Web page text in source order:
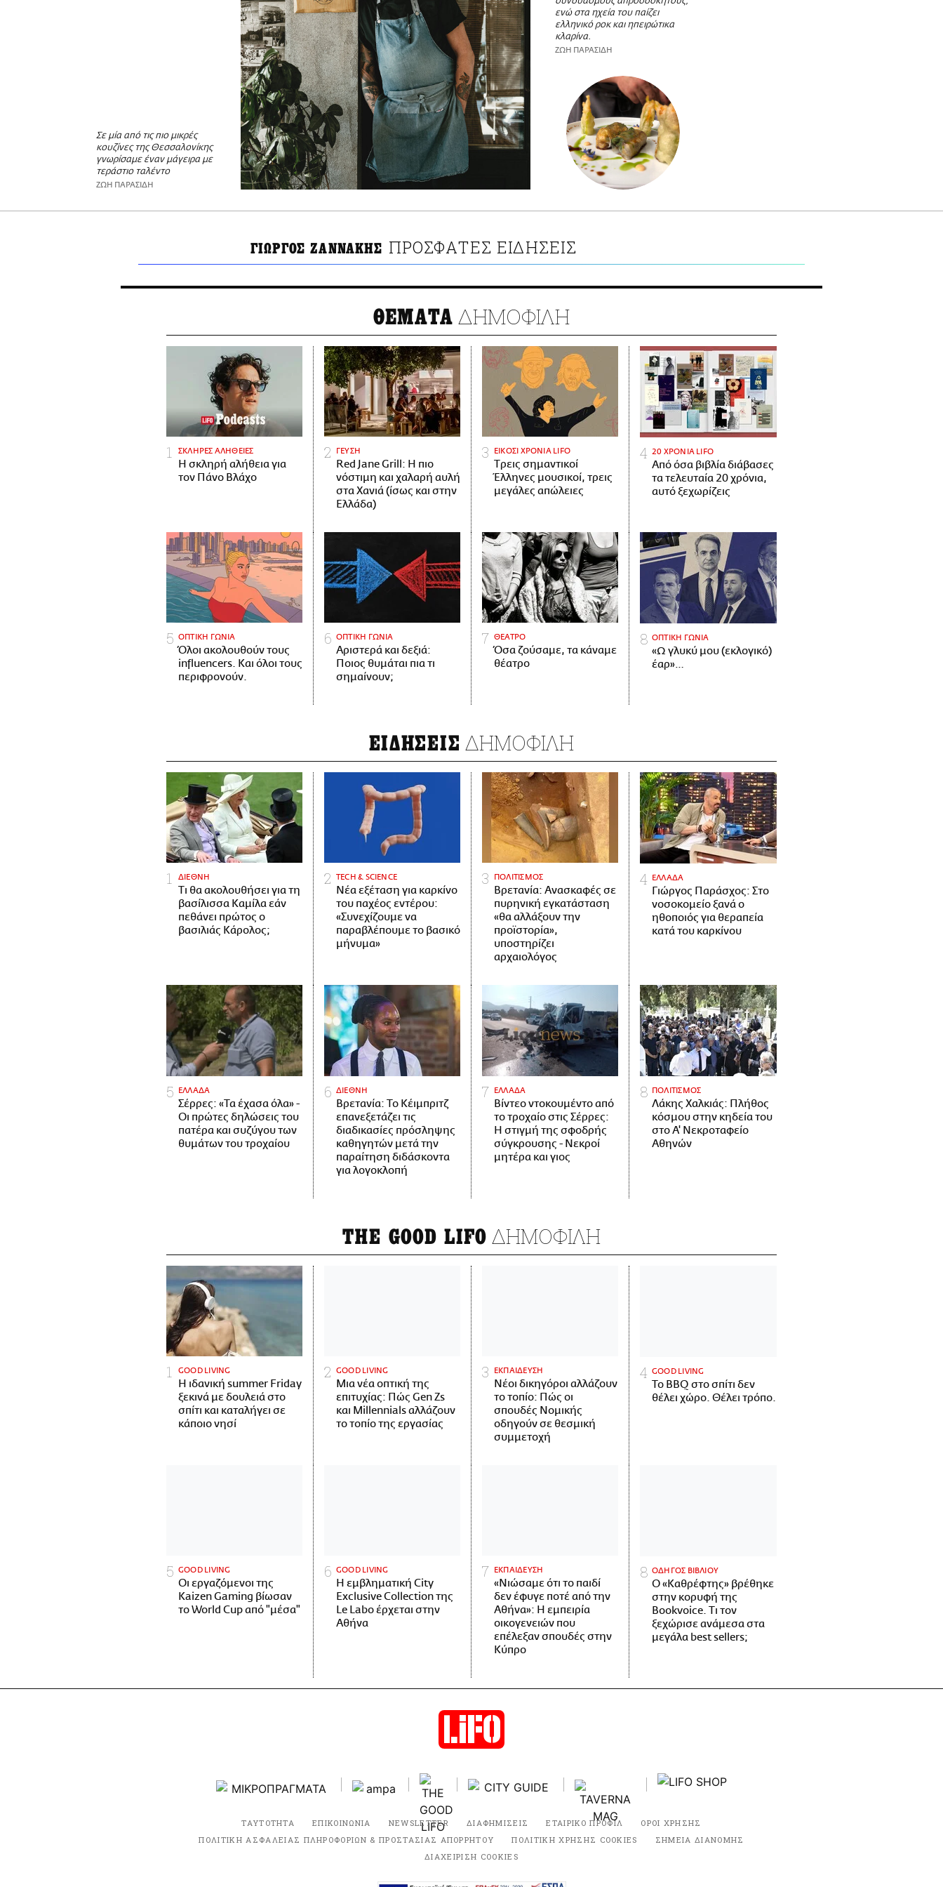
Σε μία από τις πιο μικρές
κουζίνες της Θεσσαλονίκης
γνωρίσαμε έναν μάγειρα με
τεράστιο ταλέντο
ΖΩΗ ΠΑΡΑΣΙΔΗ
ενώ στα ηχεία του παίζει
ελληνικό ροκ και ηπειρώτικα
κλαρίνα.
ΖΩΗ ΠΑΡΑΣΙΔΗ
ΓΙΩΡΓΟΣ ΖΑΝΝΑΚΗΣ ΠΡΟΣΦΑΤΕΣ ΕΙΔΗΣΕΙΣ
ΘΕΜΑΤΑ ΔΗΜΟΦΙΛΗ
ΣΚΛΗΡΕΣ ΑΛΗΘΕΙΕΣ
H σκληρή αλήθεια για
τον Πάνο Βλάχο
ΓΕΥΣΗ
Red Jane Grill: Η πιο
νόστιμη και χαλαρή αυλή
στα Χανιά (ίσως και στην
Ελλάδα)
ΕΙΚΟΣΙ ΧΡΟΝΙΑ LIFO
Tρεις σημαντικοί
Έλληνες μουσικοί, τρεις
μεγάλες απώλειες
20 ΧΡΟΝΙΑ LIFO
Από όσα βιβλία διάβασες
τα τελευταία 20 χρόνια,
αυτό ξεχωρίζεις
ΟΠΤΙΚΗ ΓΩΝΙΑ
Όλοι ακολουθούν τους
influencers. Και όλοι τους
περιφρονούν.
ΟΠΤΙΚΗ ΓΩΝΙΑ
Αριστερά και δεξιά:
Ποιος θυμάται πια τι
σημαίνουν;
ΘΕΑΤΡΟ
Όσα ζούσαμε, τα κάναμε
θέατρο
ΟΠΤΙΚΗ ΓΩΝΙΑ
«Ω γλυκύ μου (εκλογικό)
έαρ»…
ΕΙΔΗΣΕΙΣ ΔΗΜΟΦΙΛΗ
ΔΙΕΘΝΗ
Τι θα ακολουθήσει για τη
βασίλισσα Καμίλα εάν
πεθάνει πρώτος ο
βασιλιάς Κάρολος;
ΤECH & SCIENCE
Νέα εξέταση για καρκίνο
του παχέος εντέρου:
«Συνεχίζουμε να
παραβλέπουμε το βασικό
μήνυμα»
ΠΟΛΙΤΙΣΜΟΣ
Βρετανία: Ανασκαφές σε
πυρηνική εγκατάσταση
«θα αλλάξουν την
προϊστορία»,
υποστηρίζει
αρχαιολόγος
ΕΛΛΑΔΑ
Γιώργος Παράσχος: Στο
νοσοκομείο ξανά ο
ηθοποιός για θεραπεία
κατά του καρκίνου
ΕΛΛΑΔΑ
Σέρρες: «Τα έχασα όλα» -
Οι πρώτες δηλώσεις του
πατέρα και συζύγου των
θυμάτων του τροχαίου
ΔΙΕΘΝΗ
Βρετανία: Το Κέιμπριτζ
επανεξετάζει τις
διαδικασίες πρόσληψης
καθηγητών μετά την
παραίτηση διδάσκοντα
για λογοκλοπή
ΕΛΛΑΔΑ
Βίντεο ντοκουμέντο από
το τροχαίο στις Σέρρες:
Η στιγμή της σφοδρής
σύγκρουσης - Νεκροί
μητέρα και γιος
ΠΟΛΙΤΙΣΜΟΣ
Λάκης Χαλκιάς: Πλήθος
κόσμου στην κηδεία του
στο Α' Νεκροταφείο
Αθηνών
THE GOOD LIFO ΔΗΜΟΦΙΛΗ
GOOD LIVING
Η ιδανική summer Friday
ξεκινά με δουλειά στο
σπίτι και καταλήγει σε
κάποιο νησί
GOOD LIVING
Μια νέα οπτική της
επιτυχίας: Πώς Gen Zs
και Millennials αλλάζουν
το τοπίο της εργασίας
ΕΚΠΑΙΔΕΥΣΗ
Νέοι δικηγόροι αλλάζουν
το τοπίο: Πώς οι
σπουδές Νομικής
οδηγούν σε θεσμική
συμμετοχή
GOOD LIVING
Το BBQ στο σπίτι δεν
θέλει χώρο. Θέλει τρόπο.
GOOD LIVING
Οι εργαζόμενοι της
Kaizen Gaming βίωσαν
το World Cup από "μέσα"
GOOD LIVING
Η εμβληματική City
Exclusive Collection της
Le Labo έρχεται στην
Αθήνα
ΕΚΠΑΙΔΕΥΣΗ
«Νιώσαμε ότι το παιδί
δεν έφυγε ποτέ από την
Αθήνα»: Η εμπειρία
οικογενειών που
επέλεξαν σπουδές στην
Κύπρο
ΟΔΗΓΟΣ ΒΙΒΛΙΟΥ
Ο «Καθρέφτης» βρέθηκε
στην κορυφή της
Bookvoice. Τι τον
ξεχώρισε ανάμεσα στα
μεγάλα best sellers;
ΤΑΥΤΟΤΗΤΑ ΕΠΙΚΟΙΝΩΝΙΑ NEWSLETTER ΔΙΑΦΗΜΙΣΕΙΣ ΕΤΑΙΡΙΚΟ ΠΡΟΦΙΛ
ΟΡΟΙ ΧΡΗΣΗΣ
ΠΟΛΙΤΙΚΗ ΑΣΦΑΛΕΙΑΣ ΠΛΗΡΟΦΟΡΙΩΝ & ΠΡΟΣΤΑΣΙΑΣ ΑΠΟΡΡΗΤΟΥ
ΠΟΛΙΤΙΚΗ ΧΡΗΣΗΣ COOKIES
ΣΗΜΕΙΑ ΔΙΑΝΟΜΗΣ
ΔΙΑΧΕΙΡΙΣΗ COOKIES